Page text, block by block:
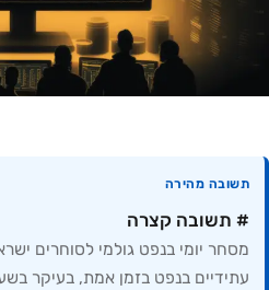
תשובה מהירה
# תשובה קצרה
מסחר יומי בנפט גולמי לסוחרים